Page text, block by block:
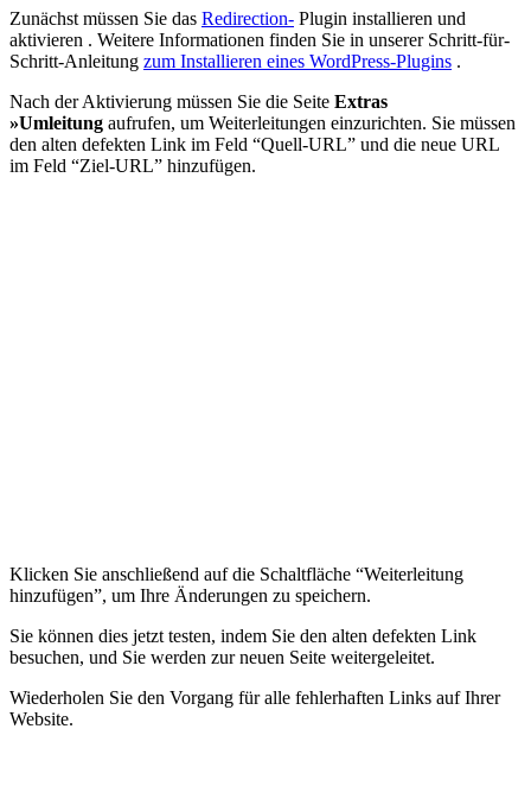
Zunächst müssen Sie das Redirection- Plugin installieren und
aktivieren . Weitere Informationen finden Sie in unserer Schritt-für-
Schritt-Anleitung zum Installieren eines WordPress-Plugins .
Nach der Aktivierung müssen Sie die Seite Extras
»Umleitung aufrufen, um Weiterleitungen einzurichten. Sie müssen
den alten defekten Link im Feld “Quell-URL” und die neue URL
im Feld “Ziel-URL” hinzufügen.
Klicken Sie anschließend auf die Schaltfläche “Weiterleitung
hinzufügen”, um Ihre Änderungen zu speichern.
Sie können dies jetzt testen, indem Sie den alten defekten Link
besuchen, und Sie werden zur neuen Seite weitergeleitet.
Wiederholen Sie den Vorgang für alle fehlerhaften Links auf Ihrer
Website.